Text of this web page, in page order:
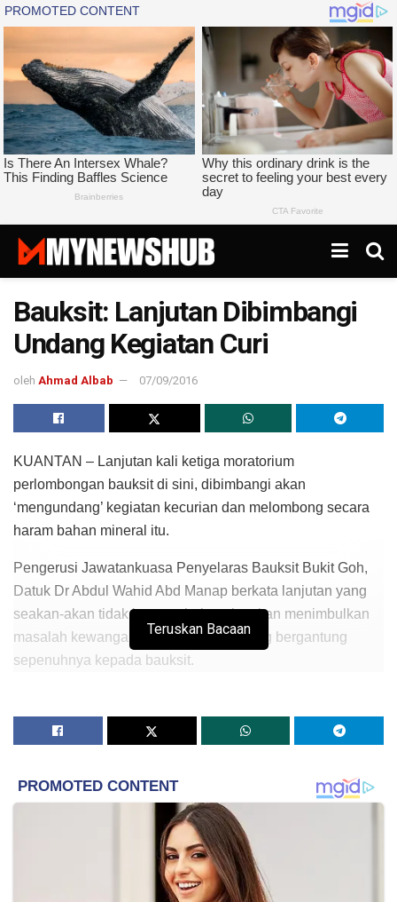
Bauksit: Lanjutan Dibimbangi
Undang Kegiatan Curi
oleh Ahmad Albab 07/09/2016
KUANTAN – Lanjutan kali ketiga moratorium
perlombongan bauksit di sini, dibimbangi akan
‘mengundang’ kegiatan kecurian dan melombong secara
haram bahan mineral itu.
Pengerusi Jawatankuasa Penyelaras Bauksit Bukit Goh,
Datuk Dr Abdul Wahid Abd Manap berkata lanjutan yang
seakan-akan tidak berpenghujung itu akan menimbulkan
masalah kewangan kepada mereka yang bergantung
sepenuhnya kepada bauksit.
melombong bauksit secara ‘sembunyi’ dan diletakkan ke
atas timbunan stokpileyang sepatutnya dikosongkan
“Moratorium sedia ada sudah beri tekanan kepada
operator terlibat. Dari Januari sudah tidak boleh
melombong bermaksud sudah terlalu lama mereka yang
terlibat dalam perlombongan bauksit tidak mendapat hasil.
Teruskan Bacaan